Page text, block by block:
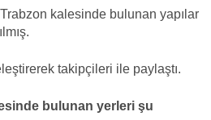
kalesinde bulunan yapılar
takipçileri ile paylaştı.
bulunan yerleri şu